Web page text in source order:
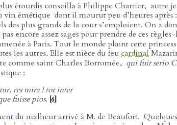
étourdis conseilla à Philippe Chartier, autre
vin émétique dont il mourut peu d’heures après :
des plus grands de la cour s’emploient. On a
encore assez sages pour prendre de ces
à Paris. Tout le monde plaint cette
les autres. Elle est nièce du feu cardinal
comme saint Charles Borromée, qui fuit serio
:
res mira ! tot inter
fuisse pios. [6]
du malheur arrivé à M. de Beaufort.